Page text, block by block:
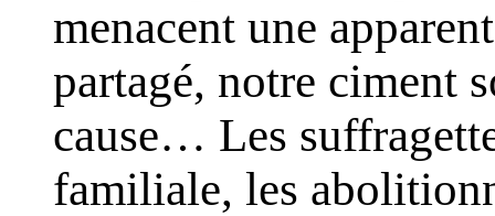
menacent une
partagé, notre ciment
cause… Les
familiale, les